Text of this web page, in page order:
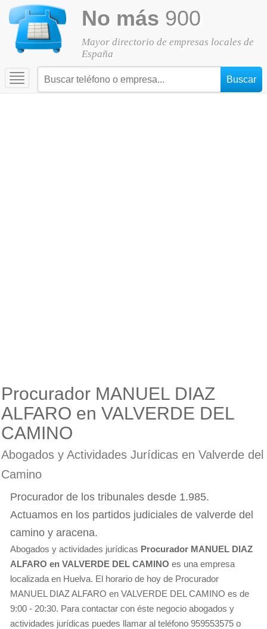
No más 900
Mayor directorio de empresas locales de
España
Toggle
navigation
Procurador MANUEL DIAZ
ALFARO en VALVERDE DEL
CAMINO
Abogados y Actividades Jurídicas en Valverde del
Camino
Procurador de los tribunales desde 1.985.
Actuamos en los partidos judiciales de valverde del
camino y aracena.
Abogados y actividades jurídicas Procurador MANUEL DIAZ
ALFARO en VALVERDE DEL CAMINO es una empresa
localizada en Huelva. El horario de hoy de Procurador
MANUEL DIAZ ALFARO en VALVERDE DEL CAMINO es de
9:00 - 20:30. Para contactar con éste negocio abogados y
actividades jurídicas puedes llamar al teléfono 959553575 o